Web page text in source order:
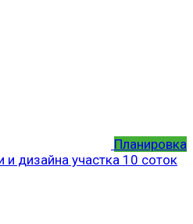
Планировка
и дизайна участка 10 соток